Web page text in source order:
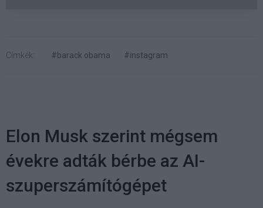
Címkék: #barack obama #instagram
Elon Musk szerint mégsem
évekre adták bérbe az AI-
szuperszámítógépet